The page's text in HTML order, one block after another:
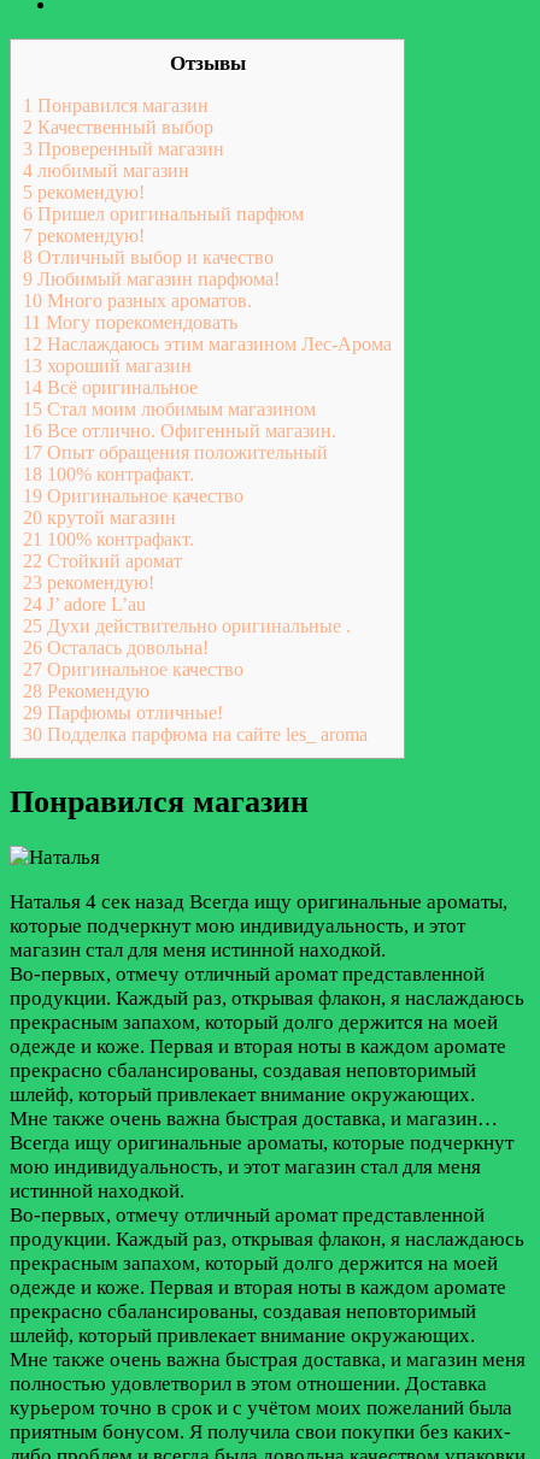
Отзывы
1 Понравился магазин
2 Качественный выбор
3 Проверенный магазин
4 любимый магазин
5 рекомендую!
6 Пришел оригинальный парфюм
7 рекомендую!
8 Отличный выбор и качество
9 Любимый магазин парфюма!
10 Много разных ароматов.
11 Могу порекомендовать
12 Наслаждаюсь этим магазином Лес-Арома
13 хороший магазин
14 Всё оригинальное
15 Стал моим любимым магазином
16 Все отлично. Офигенный магазин.
17 Опыт обращения положительный
18 100% контрафакт.
19 Оригинальное качество
20 крутой магазин
21 100% контрафакт.
22 Стойкий аромат
23 рекомендую!
24 J’ adore L’au
25 Духи действительно оригинальные .
26 Осталась довольна!
27 Оригинальное качество
28 Рекомендую
29 Парфюмы отличные!
30 Подделка парфюма на сайте les_ aroma
Понравился магазин
Наталья 4 сек назад Всегда ищу оригинальные ароматы,
которые подчеркнут мою индивидуальность, и этот
магазин стал для меня истинной находкой.
Во-первых, отмечу отличный аромат представленной
продукции. Каждый раз, открывая флакон, я наслаждаюсь
прекрасным запахом, который долго держится на моей
одежде и коже. Первая и вторая ноты в каждом аромате
прекрасно сбалансированы, создавая неповторимый
шлейф, который привлекает внимание окружающих.
Мне также очень важна быстрая доставка, и магазин…
Всегда ищу оригинальные ароматы, которые подчеркнут
мою индивидуальность, и этот магазин стал для меня
истинной находкой.
Во-первых, отмечу отличный аромат представленной
продукции. Каждый раз, открывая флакон, я наслаждаюсь
прекрасным запахом, который долго держится на моей
одежде и коже. Первая и вторая ноты в каждом аромате
прекрасно сбалансированы, создавая неповторимый
шлейф, который привлекает внимание окружающих.
Мне также очень важна быстрая доставка, и магазин меня
полностью удовлетворил в этом отношении. Доставка
курьером точно в срок и с учётом моих пожеланий была
приятным бонусом. Я получила свои покупки без каких-